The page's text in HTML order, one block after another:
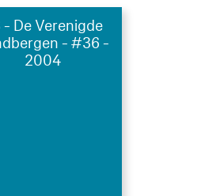
- De Verenigde
- #36 -
2004